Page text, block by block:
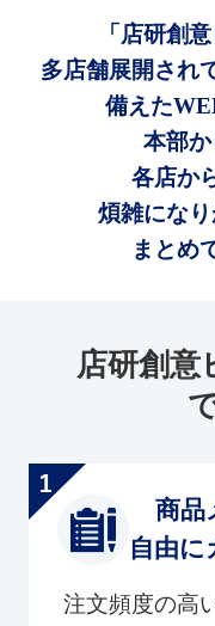
「店研創
多店舗展開され
備えた
本部か
各店か
煩雑にな
まとめ
店研創
商品
自由
注文頻度の高